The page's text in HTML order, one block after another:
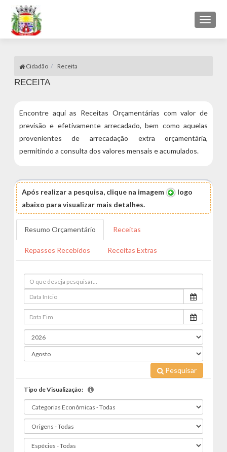
Toggle
Cidadão Receita
RECEITA
Encontre aqui as Receitas Orçamentárias com valor de
previsão e efetivamente arrecadado, bem como aquelas
provenientes de arrecadação extra orçamentária,
permitindo a consulta dos valores mensais e acumulados.
Após realizar a pesquisa, clique na imagem
logo
abaixo para visualizar mais detalhes.
Resumo Orçamentário Receitas
Repasses Recebidos Receitas Extras
Pesquisar
Tipo de Visualização: